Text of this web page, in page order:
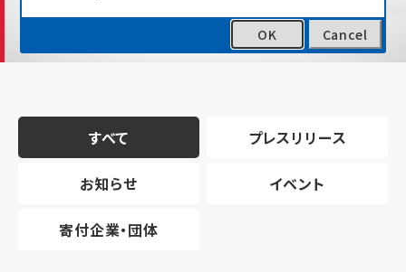
すべて プレスリリース
お知らせ イベント
寄付企業・団体
OK Cancel